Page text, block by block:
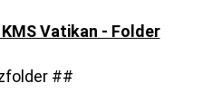
Vatikan - Folder
##